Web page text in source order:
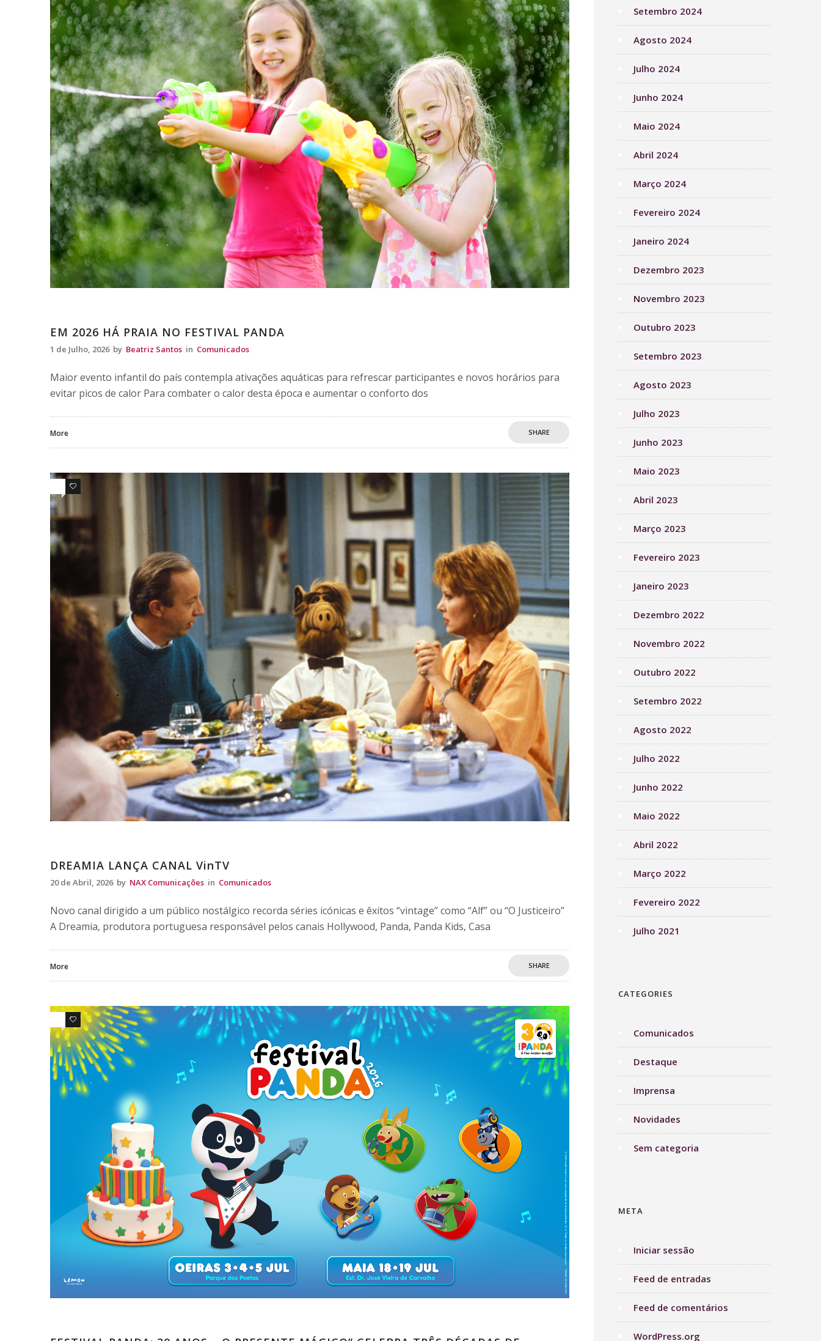
EM 2026 HÁ PRAIA NO FESTIVAL PANDA
1 de Julho, 2026 by Beatriz Santos in Comunicados
Maior evento infantil do país contempla ativações aquáticas para refrescar participantes e novos horários para
evitar picos de calor Para combater o calor desta época e aumentar o conforto dos
More SHARE
0
DREAMIA LANÇA CANAL VinTV
20 de Abril, 2026 by NAX Comunicações in Comunicados
Novo canal dirigido a um público nostálgico recorda séries icónicas e êxitos “vintage” como “Alf” ou “O Justiceiro”
A Dreamia, produtora portuguesa responsável pelos canais Hollywood, Panda, Panda Kids, Casa
More SHARE
0
Setembro 2024
Agosto 2024
Julho 2024
Junho 2024
Maio 2024
Abril 2024
Março 2024
Fevereiro 2024
Janeiro 2024
Dezembro 2023
Novembro 2023
Outubro 2023
Setembro 2023
Agosto 2023
Julho 2023
Junho 2023
Maio 2023
Abril 2023
Março 2023
Fevereiro 2023
Janeiro 2023
Dezembro 2022
Novembro 2022
Outubro 2022
Setembro 2022
Agosto 2022
Julho 2022
Junho 2022
Maio 2022
Abril 2022
Março 2022
Fevereiro 2022
Julho 2021
CATEGORIES
Comunicados
Destaque
Imprensa
Novidades
Sem categoria
META
Iniciar sessão
Feed de entradas
Feed de comentários
WordPress.org